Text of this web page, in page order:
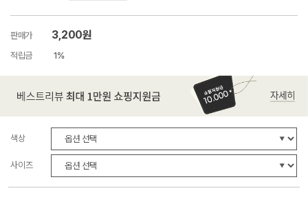
판매가 3,200원
적립금 1%
색상
사이즈